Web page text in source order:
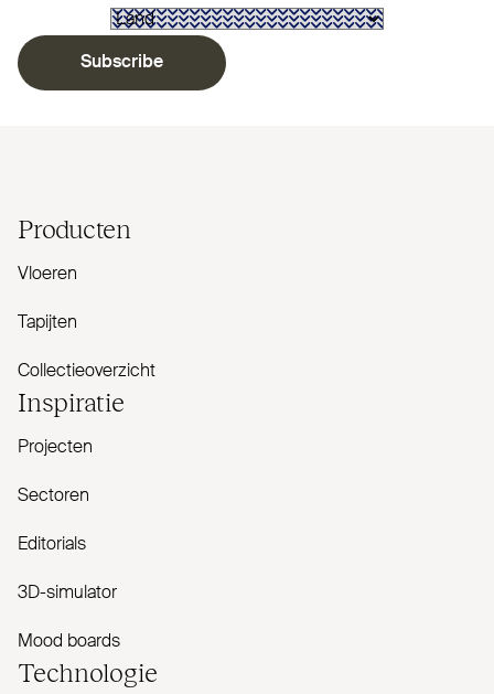
Subscribe
Producten
Vloeren
Tapijten
Collectieoverzicht
Inspiratie
Projecten
Sectoren
Editorials
3D-simulator
Mood boards
Tech­nologie